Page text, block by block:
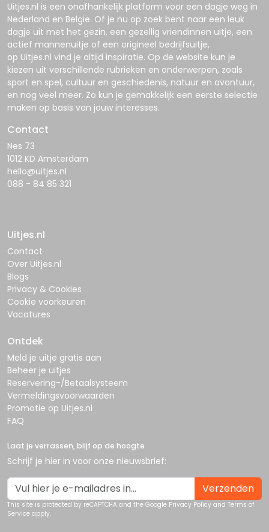
Uitjes.nl is een onafhankelijk platform voor een dagje weg in
Nederland en België. Of je nu op zoek bent naar een leuk
dagje uit met het gezin, een gezellig vriendinnen uitje, een
actief mannenuitje of een origineel bedrijfsuitje,
op Uitjes.nl vind je altijd inspiratie. Op de website kun je
kiezen uit verschillende rubrieken en onderwerpen, zoals
sport en spel, cultuur en geschiedenis, natuur en avontuur,
en nog veel meer. Zo kun je gemakkelijk een eerste selectie
maken op basis van jouw interesses.
Contact
Nes 73
1012 KD Amsterdam
hello@uitjes.nl
088 - 84 85 321
Uitjes.nl
Contact
Over Uitjes.nl
Blogs
Privacy & Cookies
Cookie voorkeuren
Vacatures
Ontdek
Meld je uitje gratis aan
Beheer je uitjes
Reservering-/Betaalsysteem
Vermeldingsvoorwaarden
Promotie op Uitjes.nl
FAQ
Laat je verrassen, blijf op de hoogte
Schrijf je hier in voor onze nieuwsbrief:
Verzenden
This site is protected by reCAPTCHA and the Google Privacy Policy and Terms of
Service apply.